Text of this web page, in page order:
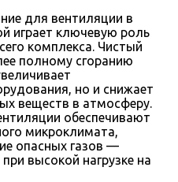
для вентиляции в
играет ключевую роль
комплекса. Чистый
полному сгоранию
но и снижает
веществ в атмосферу.
обеспечивают
микроклимата,
опасных газов —
высокой нагрузке на